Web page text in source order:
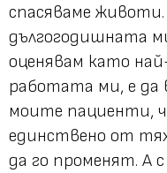
спасяваме животи.
дългогодишната
оценявам като
работата ми, е да
моите пациенти,
единствено от
да го променят. А